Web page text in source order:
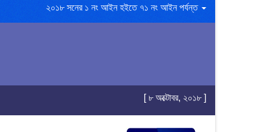
২০১৮ সনের ১ নং আইন হইতে ৭১ নং আইন পর্যন্ত
[ ৮ অক্টোবর, ২০১৮ ]